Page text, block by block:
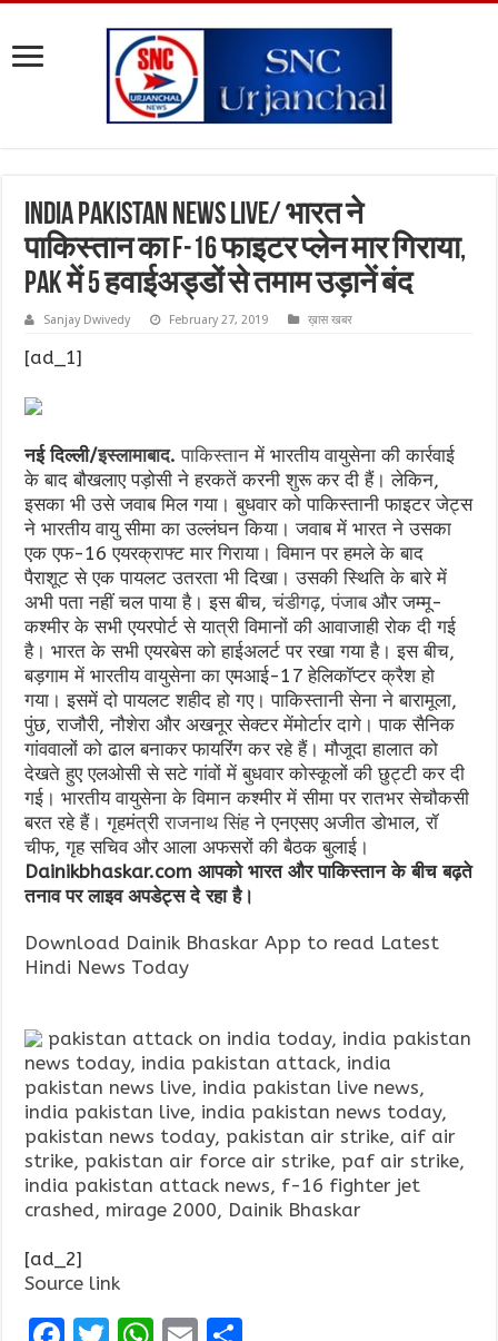
India Pakistan News Live/ भारत ने
पाकिस्तान का F-16 फाइटर प्लेन मार गिराया,
PAK में 5 हवाईअड्डों से तमाम उड़ानें बंद
Sanjay Dwivedy February 27, 2019 ख़ास खबर
[ad_1]
नई दिल्ली/इस्लामाबाद. पाकिस्तान में भारतीय वायुसेना की कार्रवाई
के बाद बौखलाए पड़ोसी ने हरकतें करनी शुरू कर दी हैं। लेकिन,
इसका भी उसे जवाब मिल गया। बुधवार को पाकिस्तानी फाइटर जेट्स
ने भारतीय वायु सीमाका उल्लंघन किया। जवाब में भारत ने उसका
एक एफ-16 एयरक्राफ्ट मार गिराया। विमान पर हमले के बाद
पैराशूट से एक पायलट उतरता भी दिखा। उसकी स्थिति के बारे में
अभी पता नहीं चल पाया है। इस बीच,चंडीगढ़,पंजाबऔर जम्मू-
कश्मीर के सभी एयरपोर्ट से यात्री विमानों की आवाजाही रोक दी गई
है। भारत के सभी एयरबेस को हाईअलर्ट पर रखा गया है। इस बीच,
बड़गाम में भारतीय वायुसेना का एमआई-17 हेलिकॉप्टर क्रैश हो
गया। इसमें दो पायलट शहीद हो गए। पाकिस्तानी सेना ने बारामूला,
पुंछ, राजौरी, नौशेरा और अखनूर सेक्टर मेंमोर्टार दागे। पाक सैनिक
गांववालों को ढाल बनाकर फायरिंग कर रहे हैं। मौजूदा हालात को
देखते हुए एलओसी से सटे गांवों में बुधवार कोस्कूलों की छुट्टी कर दी
गई। भारतीय वायुसेना के विमान कश्मीर में सीमा पर रातभर सेचौकसी
बरत रहे हैं। गृहमंत्रीराजनाथ सिंहने एनएसए अजीत डोभाल, रॉ
चीफ, गृह सचिव और आला अफसरों की बैठक बुलाई।
Dainikbhaskar.com आपको भारत और पाकिस्तान के बीच बढ़ते
तनाव पर लाइव अपडेट्स दे रहा है।
Download Dainik Bhaskar App to read Latest
Hindi News Today
pakistan attack on india today, india pakistan
news today, india pakistan attack, india
pakistan news live, india pakistan live news,
india pakistan live, india pakistan news today,
pakistan news today, pakistan air strike, aif air
strike, pakistan air force air strike, paf air strike,
india pakistan attack news, f-16 fighter jet
crashed, mirage 2000, Dainik Bhaskar
[ad_2]
Source link